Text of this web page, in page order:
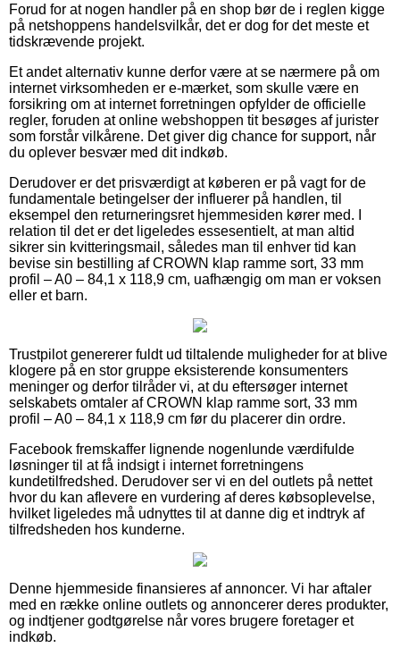
Forud for at nogen handler på en shop bør de i reglen kigge
på netshoppens handelsvilkår, det er dog for det meste et
tidskrævende projekt.
Et andet alternativ kunne derfor være at se nærmere på om
internet virksomheden er e-mærket, som skulle være en
forsikring om at internet forretningen opfylder de officielle
regler, foruden at online webshoppen tit besøges af jurister
som forstår vilkårene. Det giver dig chance for support, når
du oplever besvær med dit indkøb.
Derudover er det prisværdigt at køberen er på vagt for de
fundamentale betingelser der influerer på handlen, til
eksempel den returneringsret hjemmesiden kører med. I
relation til det er det ligeledes essesentielt, at man altid
sikrer sin kvitteringsmail, således man til enhver tid kan
bevise sin bestilling af CROWN klap ramme sort, 33 mm
profil – A0 – 84,1 x 118,9 cm, uafhængig om man er voksen
eller et barn.
Trustpilot genererer fuldt ud tiltalende muligheder for at blive
klogere på en stor gruppe eksisterende konsumenters
meninger og derfor tilråder vi, at du eftersøger internet
selskabets omtaler af CROWN klap ramme sort, 33 mm
profil – A0 – 84,1 x 118,9 cm før du placerer din ordre.
Facebook fremskaffer lignende nogenlunde værdifulde
løsninger til at få indsigt i internet forretningens
kundetilfredshed. Derudover ser vi en del outlets på nettet
hvor du kan aflevere en vurdering af deres købsoplevelse,
hvilket ligeledes må udnyttes til at danne dig et indtryk af
tilfredsheden hos kunderne.
Denne hjemmeside finansieres af annoncer. Vi har aftaler
med en række online outlets og annoncerer deres produkter,
og indtjener godtgørelse når vores brugere foretager et
indkøb.